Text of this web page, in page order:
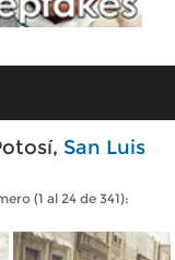
San Luis
(1 al 24 de 341):